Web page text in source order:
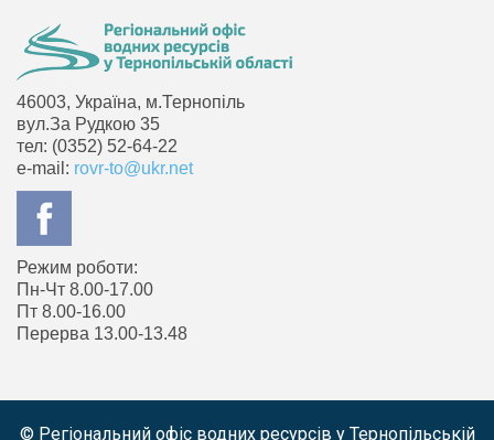
46003, Україна, м.Тернопіль
вул.За Рудкою 35
тел: (0352) 52-64-22
e-mail: rovr-to@ukr.net
Режим роботи:
Пн-Чт 8.00-17.00
Пт 8.00-16.00
Перерва 13.00-13.48
© Регіональний офіс водних ресурсів у Тернопільській